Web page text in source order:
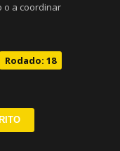
o a coordinar
Rodado: 18